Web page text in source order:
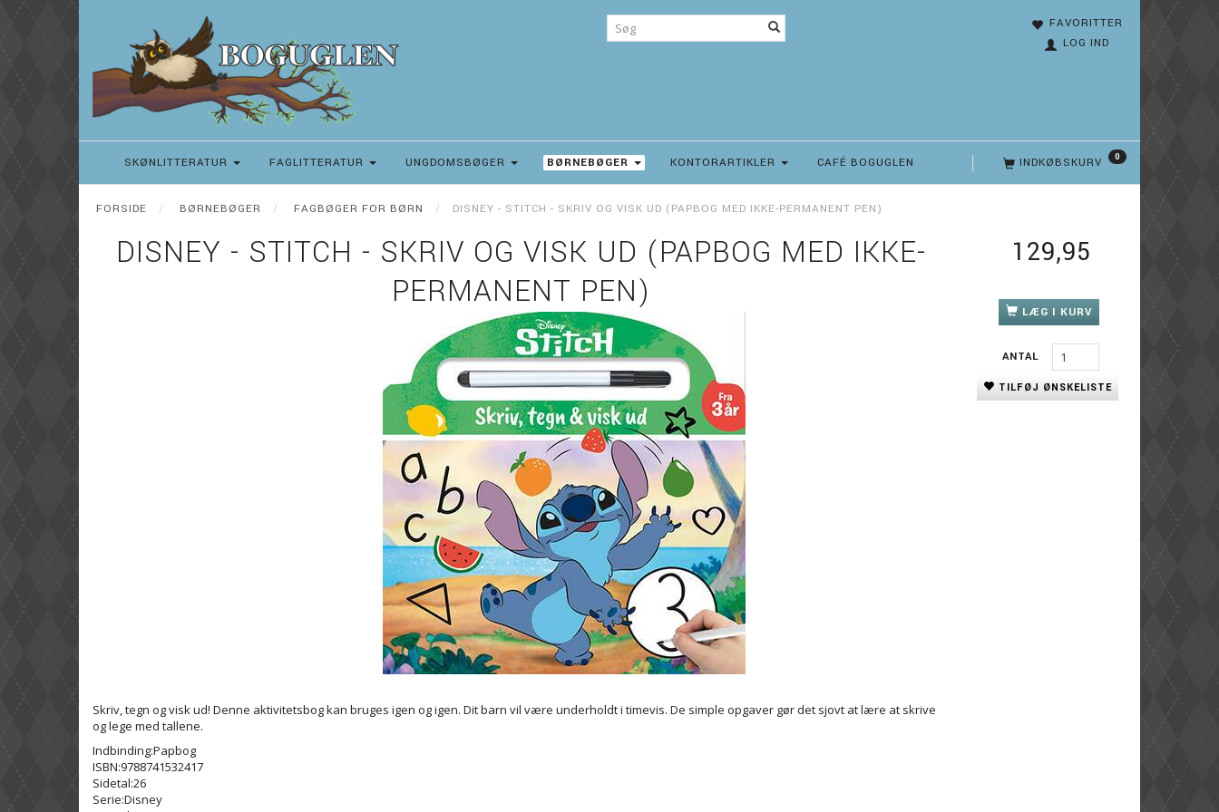
FAVORITTER
LOG IND
INDKØBSKURV 0
SKØNLITTERATUR FAGLITTERATUR UNGDOMSBØGER BØRNEBØGER KONTORARTIKLER CAFÉ BOGUGLEN
FORSIDE BØRNEBØGER FAGBØGER FOR BØRN DISNEY - STITCH - SKRIV OG VISK UD (PAPBOG MED IKKE-PERMANENT PEN)
DISNEY - STITCH - SKRIV OG VISK UD (PAPBOG MED IKKE-
PERMANENT PEN)
Skriv, tegn og visk ud! Denne aktivitetsbog kan bruges igen og igen. Dit barn vil være underholdt i timevis. De simple opgaver gør det sjovt at lære at skrive
og lege med tallene.
Indbinding:Papbog
ISBN:9788741532417
Sidetal:26
Serie:Disney
129,95
LÆG I KURV
ANTAL
TILFØJ ØNSKELISTE